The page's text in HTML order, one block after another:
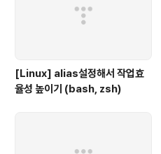
[Linux] alias설정해서 작업효
율성 높이기 (bash, zsh)